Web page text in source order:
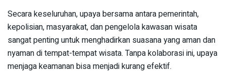
Secara keseluruhan, upaya bersama antara pemerintah,
kepolisian, masyarakat, dan pengelola kawasan wisata
sangat penting untuk menghadirkan suasana yang aman dan
nyaman di tempat-tempat wisata. Tanpa kolaborasi ini, upaya
menjaga keamanan bisa menjadi kurang efektif.